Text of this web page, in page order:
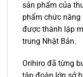
sản phẩm của
phẩm chức năng
được thành lập
trung Nhật Bản.
Orihiro đã từng